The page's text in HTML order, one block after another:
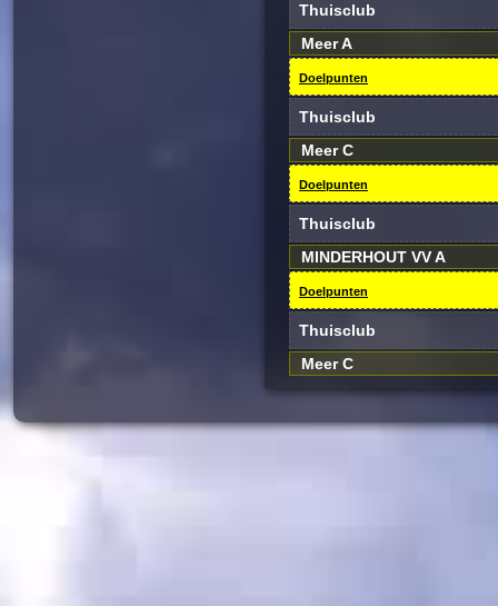
Thuisclub
Meer A
Doelpunten
Thuisclub
Meer C
Doelpunten
Thuisclub
MINDERHOUT VV A
Doelpunten
Thuisclub
Meer C